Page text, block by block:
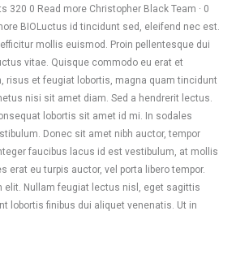
320 0 Read more Christopher Black Team · 0
BIOLuctus id tincidunt sed, eleifend nec est.
mollis euismod. Proin pellentesque dui
vitae. Quisque commodo eu erat et
risus et feugiat lobortis, magna quam tincidunt
nisi sit amet diam. Sed a hendrerit lectus.
lobortis sit amet id mi. In sodales
Donec sit amet nibh auctor, tempor
faucibus lacus id est vestibulum, at mollis
erat eu turpis auctor, vel porta libero tempor.
elit. Nullam feugiat lectus nisl, eget sagittis
lobortis finibus dui aliquet venenatis. Ut in